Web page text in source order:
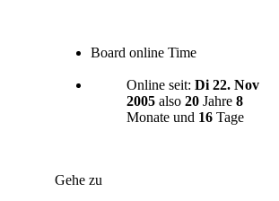
Board online Time
Online seit: Di 22. Nov
2005 also 20 Jahre 8
Monate und 16 Tage
Gehe zu